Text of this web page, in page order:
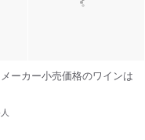
ーカー小売価格のワインは
人